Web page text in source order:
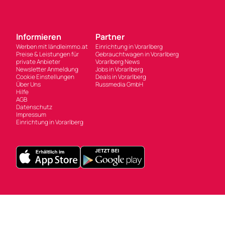
Informieren
Werben mit ländleimmo.at
Preise & Leistungen für
private Anbieter
Newsletter Anmeldung
Cookie Einstellungen
Über Uns
Hilfe
AGB
Datenschutz
Impressum
Einrichtung in Vorarlberg
Partner
Einrichtung in Vorarlberg
Gebrauchtwagen in Vorarlberg
Vorarlberg News
Jobs in Vorarlberg
Deals in Vorarlberg
Russmedia GmbH